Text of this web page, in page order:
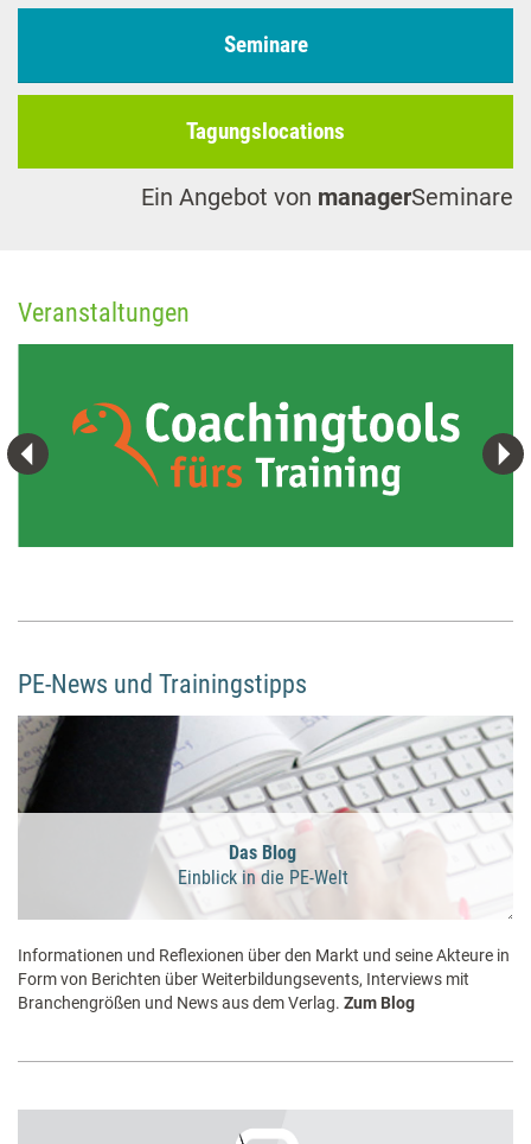
Seminare
Tagungslocations
Ein Angebot von managerSeminare
Veranstaltungen
PE-News und Trainingstipps
Das Blog
Einblick in die PE-Welt
Informationen und Reflexionen über den Markt und seine Akteure in
Form von Berichten über Weiterbildungsevents, Interviews mit
Branchengrößen und News aus dem Verlag. Zum Blog